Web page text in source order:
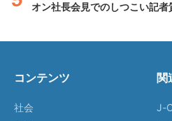
オン社長会見でのしつこい記者
コンテンツ
社会
関
J-